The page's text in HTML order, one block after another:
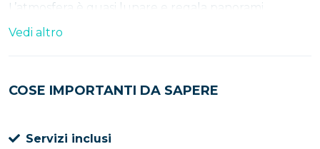
L’atmosfera è quasi lunare e regala panorami
spettacolari, offrendo la sensazione di trovarsi in un
Dopo l’esperienza sul vulcano, la giornata prosegue
città. Potrete visitare il celebre
Vedi altro
COSE IMPORTANTI DA SAPERE
Servizi inclusi